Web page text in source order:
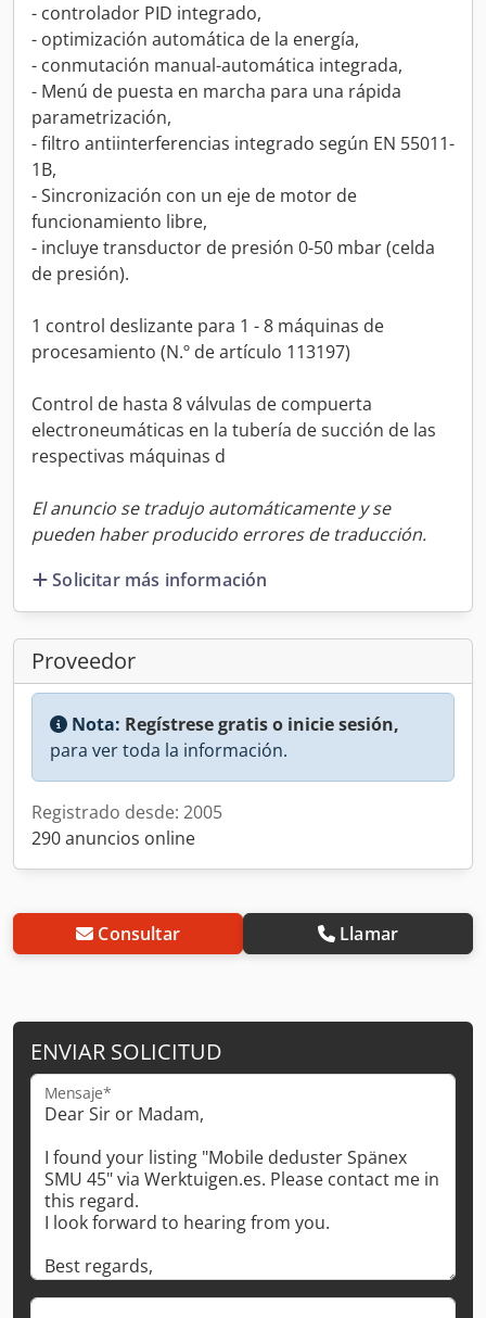
- controlador PID integrado,
- optimización automática de la energía,
- conmutación manual-automática integrada,
- Menú de puesta en marcha para una rápida
parametrización,
- filtro antiinterferencias integrado según EN 55011-
1B,
- Sincronización con un eje de motor de
funcionamiento libre,
- incluye transductor de presión 0-50 mbar (celda
de presión).
1 control deslizante para 1 - 8 máquinas de
procesamiento (N.º de artículo 113197)
Control de hasta 8 válvulas de compuerta
electroneumáticas en la tubería de succión de las
respectivas máquinas d
El anuncio se tradujo automáticamente y se
pueden haber producido errores de traducción.
Solicitar más información
Proveedor
Nota: Regístrese gratis o inicie sesión,
para ver toda la información.
Registrado desde: 2005
290 anuncios online
Consultar Llamar
ENVIAR SOLICITUD
Mensaje*